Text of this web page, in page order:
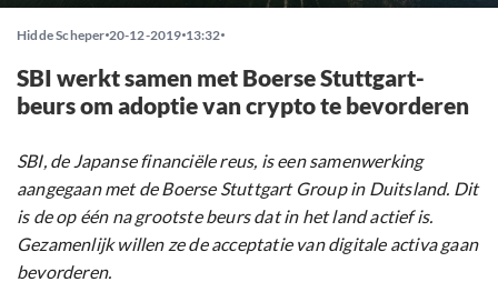
Hidde Scheper 20-12-2019 13:32
SBI werkt samen met Boerse Stuttgart-
beurs om adoptie van crypto te bevorderen
SBI, de Japanse financiële reus, is een samenwerking
aangegaan met de Boerse Stuttgart Group in Duitsland. Dit
is de op één na grootste beurs dat in het land actief is.
Gezamenlijk willen ze de acceptatie van digitale activa gaan
bevorderen.